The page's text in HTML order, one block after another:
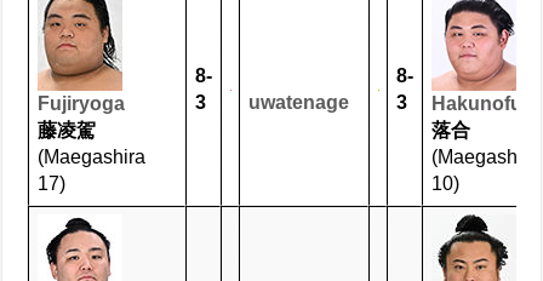
Fujiryoga
藤凌駕
(Maegashira
17)
8-
3
uwatenage
8-
3
Hakunofuji
落合
(Maegashira
10)